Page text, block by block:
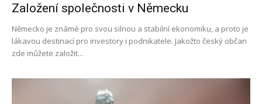
Založení společnosti v Německu
Německo je známé pro svou silnou a stabilní ekonomiku, a proto je
lákavou destinací pro investory i podnikatele. Jakožto český občan
zde můžete založit...